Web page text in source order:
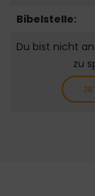
Bibelstelle:
Du bist nicht
zu